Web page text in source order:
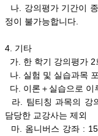
나. 강의평가 기간이
정이 불가능합니다.
4. 기타
가. 한 학기 강의평가
나. 실험 및 실습과목
다. 이론＋실습으로 이
라. 팀티칭 과목의 강
담당한 교강사는 제외
마. 옴니버스 강좌 :